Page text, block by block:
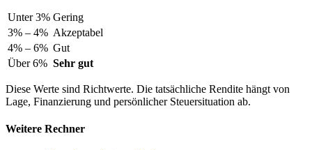
Unter 3% Gering
3% – 4% Akzeptabel
4% – 6% Gut
Über 6% Sehr gut
Diese Werte sind Richtwerte. Die tatsächliche Rendite hängt von
Lage, Finanzierung und persönlicher Steuersituation ab.
Weitere Rechner